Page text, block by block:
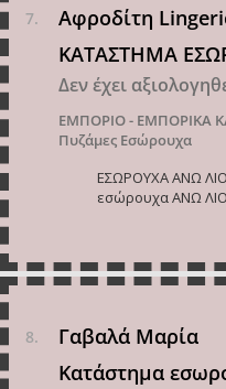
Αφροδίτη
ΚΑΤΑΣΤΗΜΑ
Δεν έχει
ΕΜΠΟΡΙΟ - ΕΜΠΟΡΙΚΑ
Πυζάμες Εσώρουχα
ΕΣΩΡΟΥΧΑ ΑΝΩ
εσώρουχα ΑΝΩ
Γαβαλά Μαρία
Κατάστημα